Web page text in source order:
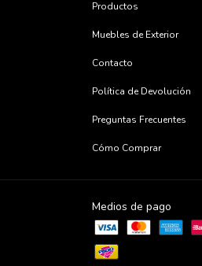
Productos
Muebles de Exterior
Contacto
Política de Devolución
Preguntas Frecuentes
Cómo Comprar
Medios de pago